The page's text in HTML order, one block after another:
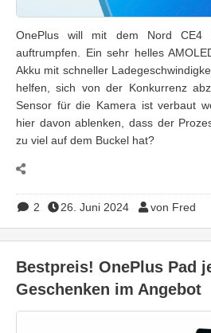
OnePlus will mit dem Nord CE4
auftrumpfen. Ein sehr helles
Akku mit schneller
helfen, sich von der Konkurrenz
Sensor für die Kamera ist verbaut
hier davon ablenken, dass der
zu viel auf dem Buckel hat?
2 26. Juni 2024 von Fred
Bestpreis! OnePlus Pad
Geschenken im Angebot